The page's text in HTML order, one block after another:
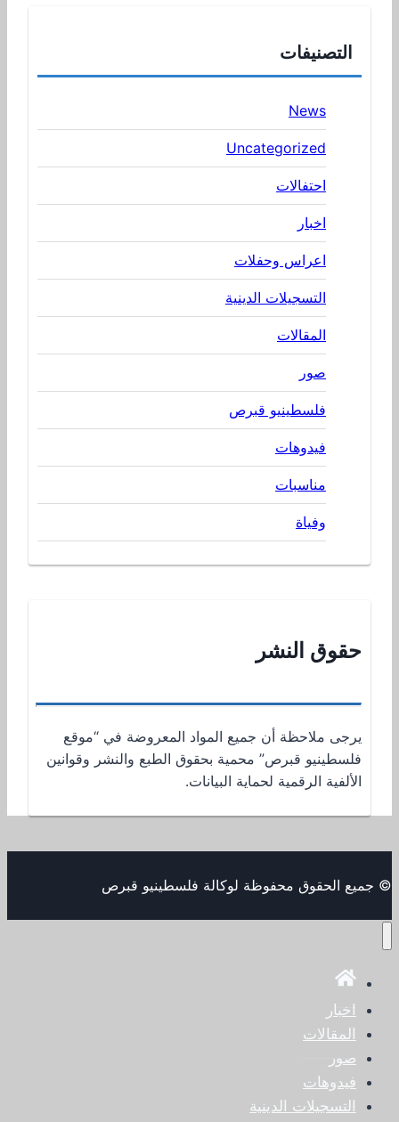
التصنيفات
News
Uncategorized
احتفالات
اخبار
اعراس وحفلات
التسجيلات الدينية
المقالات
صور
فلسطينيو قبرص
فيدوهات
مناسبات
وفياة
حقوق النشر
يرجى ملاحظة أن جميع المواد المعروضة في “موقع
فلسطينيو قبرص” محمية بحقوق الطبع والنشر وقوانين
الألفية الرقمية لحماية البيانات.
© جميع الحقوق محفوظة لوكالة فلسطينيو قبرص
اخبار
المقالات
صور
فيدوهات
التسجيلات الدينية